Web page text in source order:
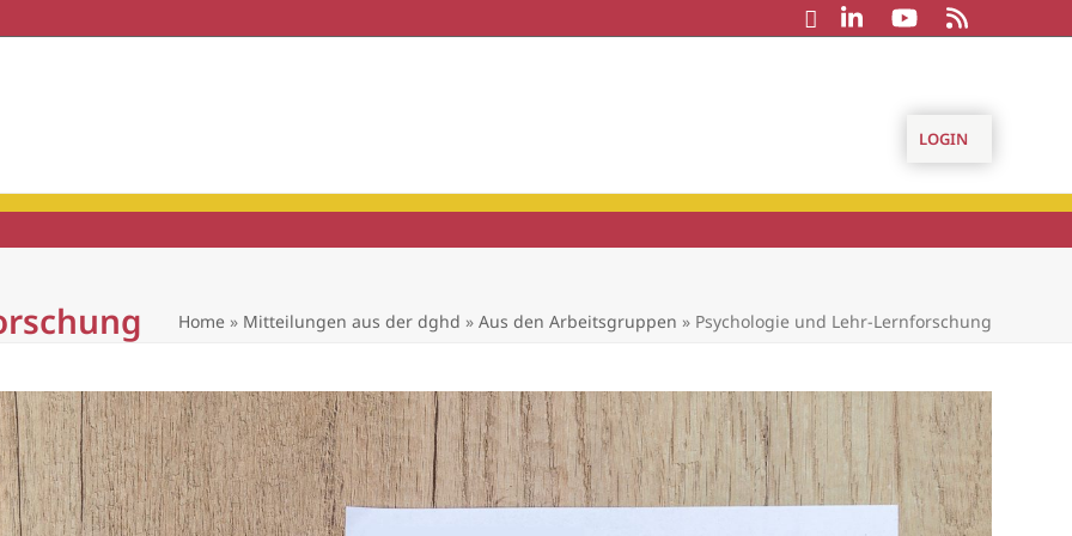
LOGIN
Home» Mitteilungen aus der dghd » Aus den Arbeitsgruppen » Psychologie und Lehr-Lernforschung